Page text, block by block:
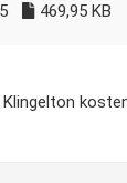
469,95 KB